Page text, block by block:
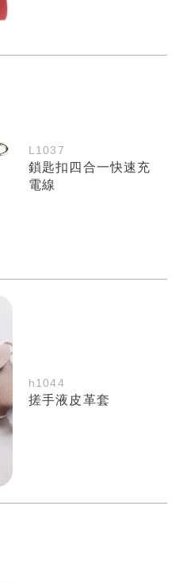
L1037
鎖匙扣四合一快速充
電線
h1044
搓手液皮革套